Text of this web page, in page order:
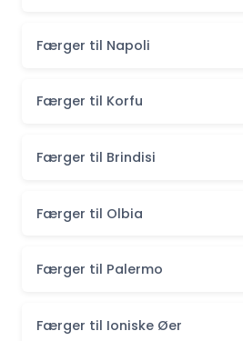
Færger til Napoli
Færger til Korfu
Færger til Brindisi
Færger til Olbia
Færger til Palermo
Færger til Ioniske Øer